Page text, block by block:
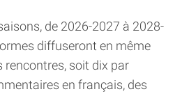
de 2026-2027 à 2028-
diffuseront en même
soit dix par
en français, des